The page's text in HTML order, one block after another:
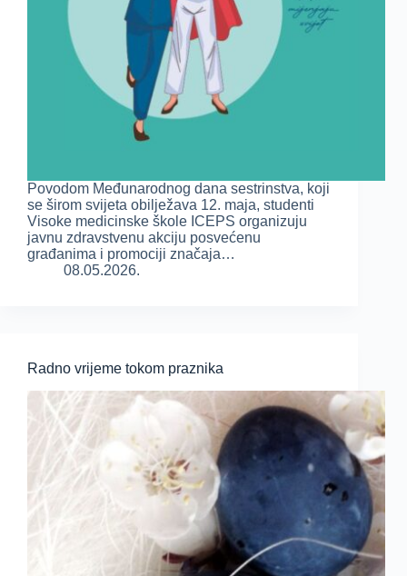
Povodom Međunarodnog dana sestrinstva, koji
se širom svijeta obilježava 12. maja, studenti
Visoke medicinske škole ICEPS organizuju
javnu zdravstvenu akciju posvećenu
građanima i promociji značaja…
08.05.2026.
Radno vrijeme tokom praznika